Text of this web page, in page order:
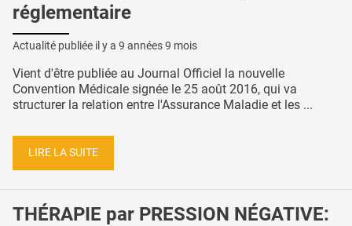
réglementaire
Actualité publiée il y a 9 années 9 mois
Vient d'être publiée au Journal Officiel la nouvelle
Convention Médicale signée le 25 août 2016, qui va
structurer la relation entre l'Assurance Maladie et les ...
LIRE LA SUITE
THÉRAPIE par PRESSION NÉGATIVE: